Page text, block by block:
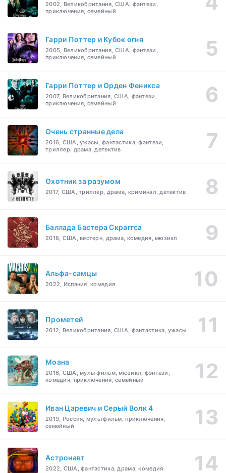
2002, Великобритания, США, фэнтези,
приключения, семейный
Гарри Поттер и Кубок огня
2005, Великобритания, США, фэнтези,
приключения, семейный
Гарри Поттер и Орден Феникса
2007, Великобритания, США, фэнтези,
приключения, семейный
Очень странные дела
2016, США, ужасы, фантастика, фэнтези,
триллер, драма, детектив
Охотник за разумом
2017, США, триллер, драма, криминал, детектив
Баллада Бастера Скраггса
2018, США, вестерн, драма, комедия, мюзикл
Альфа-самцы
2022, Испания, комедия
Прометей
2012, Великобритания, США, фантастика, ужасы
Моана
2016, США, мультфильм, мюзикл, фэнтези,
комедия, приключения, семейный
Иван Царевич и Серый Волк 4
2019, Россия, мультфильм, приключения,
семейный
Астронавт
2022, США, фантастика, драма, комедия